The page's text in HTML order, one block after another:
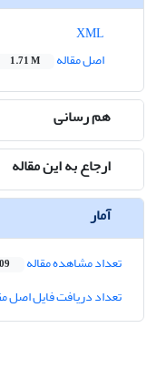
اصل مقاله
1.71 M
هم رسانی
ارجاع به این مقاله
آمار
تعداد مشاهده مقاله
تعداد دریافت فایل اصل